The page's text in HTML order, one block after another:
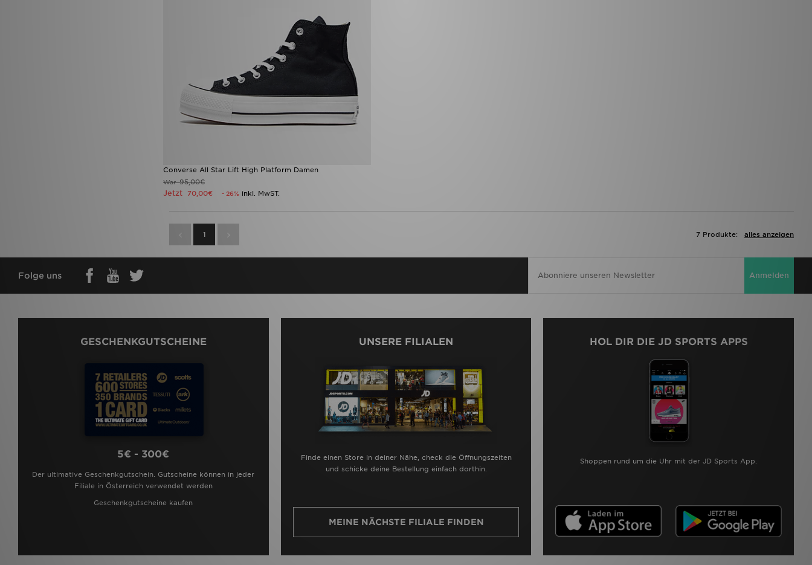
Converse All Star Lift High Platform Damen
War95,00€
Jetzt 70,00€ - 26% inkl. MwST.
1 alles anzeigen
7 Produkte:
Folge uns Anmelden
GESCHENKGUTSCHEINE
5€ - 300€
Der ultimative Geschenkgutschein. Gutscheine können in jeder
Filiale in Österreich verwendet werden
Geschenkgutscheine kaufen
UNSERE FILIALEN
Finde einen Store in deiner Nähe, check die Öffnungszeiten
und schicke deine Bestellung einfach dorthin.
MEINE NÄCHSTE FILIALE FINDEN
HOL DIR DIE JD SPORTS APPS
Shoppen rund um die Uhr mit der JD Sports App.